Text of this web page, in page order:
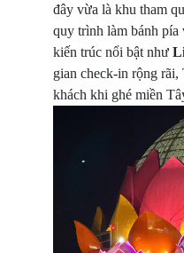
đây vừa là khu tham
quy trình làm bánh pía
kiến trúc nổi bật như
gian check-in rộng
khách khi ghé miền